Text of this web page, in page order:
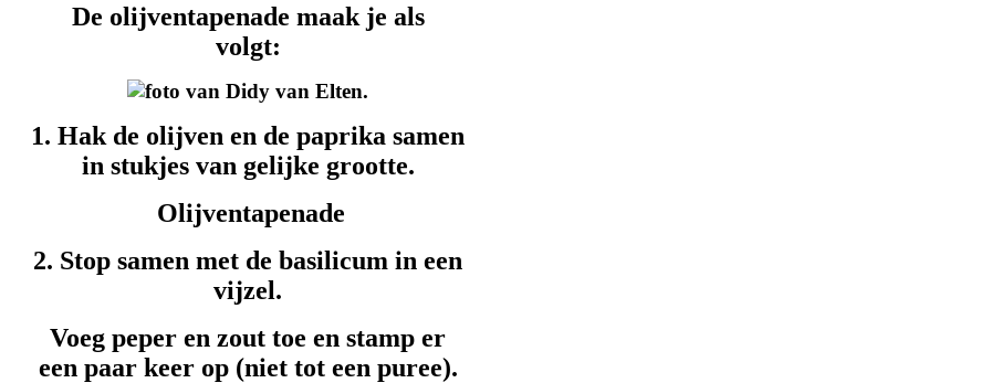
De olijventapenade maak je als
volgt:
1. Hak de olijven en de paprika samen
in stukjes van gelijke grootte.
Olijventapenade
2. Stop samen met de basilicum in een
vijzel.
Voeg peper en zout toe en stamp er
een paar keer op (niet tot een puree).